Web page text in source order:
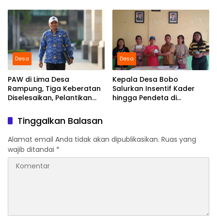
Desa
PAW di Lima Desa
Rampung, Tiga Keberatan
Diselesaikan, Pelantikan
Desa
Kepala Desa Bobo
Salurkan Insentif Kader
hingga Pendeta di
Tinggalkan Balasan
Alamat email Anda tidak akan dipublikasikan. Ruas yang
wajib ditandai *